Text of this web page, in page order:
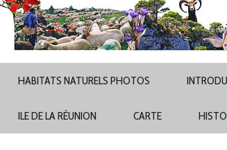
HABITATS NATURELS PHOTOS
ILE DE LA RÉUNION CARTE